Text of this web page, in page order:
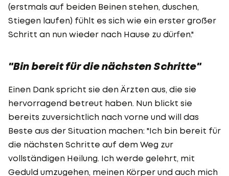
(erstmals auf beiden Beinen stehen, duschen,
Stiegen laufen) fühlt es sich wie ein erster großer
Schritt an nun wieder nach Hause zu dürfen."
"Bin bereit für die nächsten Schritte"
Einen Dank spricht sie den Ärzten aus, die sie
hervorragend betreut haben. Nun blickt sie
bereits zuversichtlich nach vorne und will das
Beste aus der Situation machen: "Ich bin bereit für
die nächsten Schritte auf dem Weg zur
vollständigen Heilung. Ich werde gelehrt, mit
Geduld umzugehen, meinen Körper und auch mich